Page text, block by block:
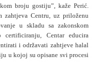
broju gostiju”, kaže Perić.
zahtjeva Centru, uz priloženu
u skladu sa zakonskom
Centar educira
i održavati zahtjeve halal
u kojoj su opisane svi procesi